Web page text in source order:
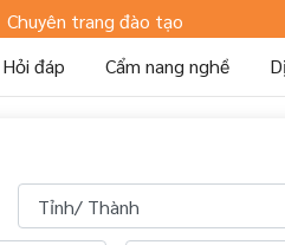
Chuyên trang đào tạo
Hỏi đáp Cẩm nang nghề